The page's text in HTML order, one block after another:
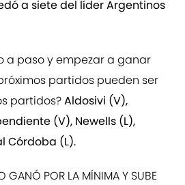
a siete del líder Argentinos
a paso y empezar a ganar
partidos pueden ser
partidos?Aldosivi (V),
(V), Newells (L),
Córdoba (L).
GANÓ POR LA MÍNIMA Y SUBE